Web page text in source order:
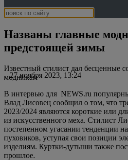
Названы главные
предстоящей зимы
27 ноября 2023, 13:24
Известный стилист дал бесценные
модникам
В интервью для NEWS.ru
Влад Лисовец сообщил о том, что
2023/2024 являются короткие или
из искусственного меха. Стилист
постепенном угасании тенденции
пуховиков, уступая свои позиции
изделиям. Куртки-дутыши также
прошлое.